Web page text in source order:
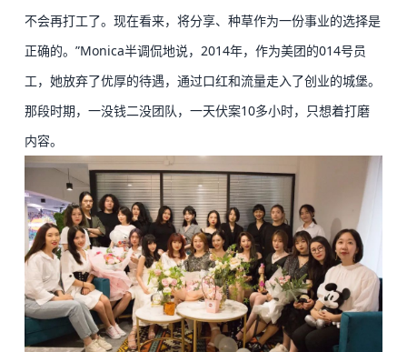
不会再打工了。现在看来，将分享、种草作为一份事业的选择是
正确的。”Monica半调侃地说，2014年，作为美团的014号员
工，她放弃了优厚的待遇，通过口红和流量走入了创业的城堡。
那段时期，一没钱二没团队，一天伏案10多小时，只想着打磨
内容。